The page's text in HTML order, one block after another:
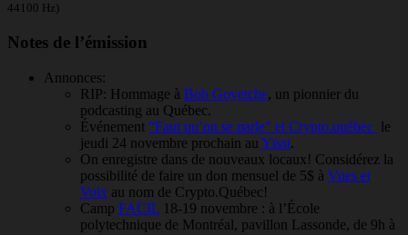
44100 Hz)
Notes de l’émission
Annonces:
RIP: Hommage à Bob Goyetche, un pionnier du
podcasting au Québec.
Événement “Faut qu’on se parle” et Crypto.québec le
jeudi 24 novembre prochain au Yïsst.
On enregistre dans de nouveaux locaux! Considérez la
possibilité de faire un don mensuel de 5$ à Vues et
Voix au nom de Crypto.Québec!
Camp FACIL 18-19 novembre : à l’École
polytechnique de Montréal, pavillon Lassonde, de 9h à